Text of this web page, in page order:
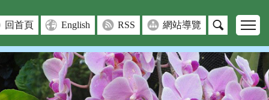
回首頁 English RSS 網站導覽